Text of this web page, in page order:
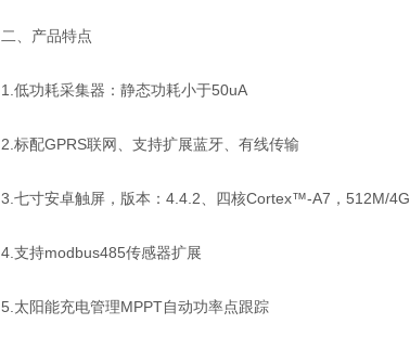
二、产品特点
1.低功耗采集器：静态功耗小于50uA
2.标配GPRS联网、支持扩展蓝牙、有线传输
3.七寸安卓触屏，版本：4.4.2、四核Cortex™-A7，512M/4G
4.支持modbus485传感器扩展
5.太阳能充电管理MPPT自动功率点跟踪